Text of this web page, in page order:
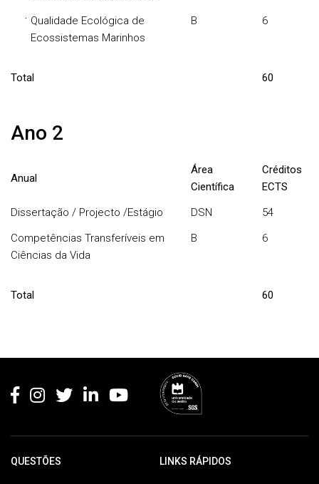
· Qualidade Ecológica de
Ecossistemas Marinhos
B 6
Total 60
Ano 2
Anual
Área
Científica
Créditos
ECTS
Dissertação / Projecto /Estágio
DSN
54
Competências Transferíveis em
Ciências da Vida
B 6
Total 60
QUESTÕES LINKS RÁPIDOS